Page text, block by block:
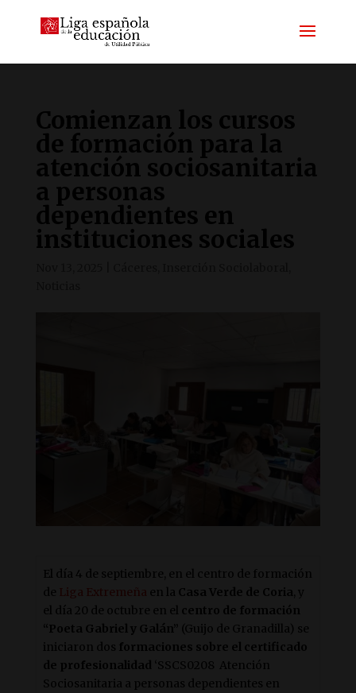
Comienzan los cursos
de formación para la
atención sociosanitaria
a personas
dependientes en
instituciones sociales
El día 4 de septiembre, en el centro de formación
de Liga Extremeña en la Casa Verde de Coria , y
el día 20 de octubre en el centro de formación
“Poeta Gabriel y Galán”
(Guijo de Granadilla) se
iniciaron dos formaciones sobre el certificado
de profesionalidad
‘SSCS0208 Atención
Sociosanitaria a personas dependientes en